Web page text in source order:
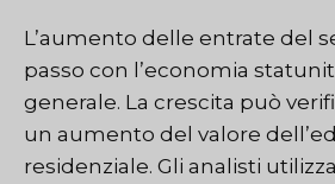
L’aumento delle entrate del
passo con l’economia
generale. La crescita può
un aumento del valore
residenziale. Gli analisti